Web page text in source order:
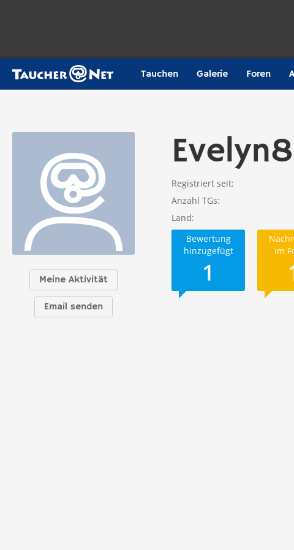
Tauchen Galerie Foren
Meine Aktivität
Email senden
Registriert seit
Anzahl TGs
Land
Bewertung
hinzugefügt
1
im